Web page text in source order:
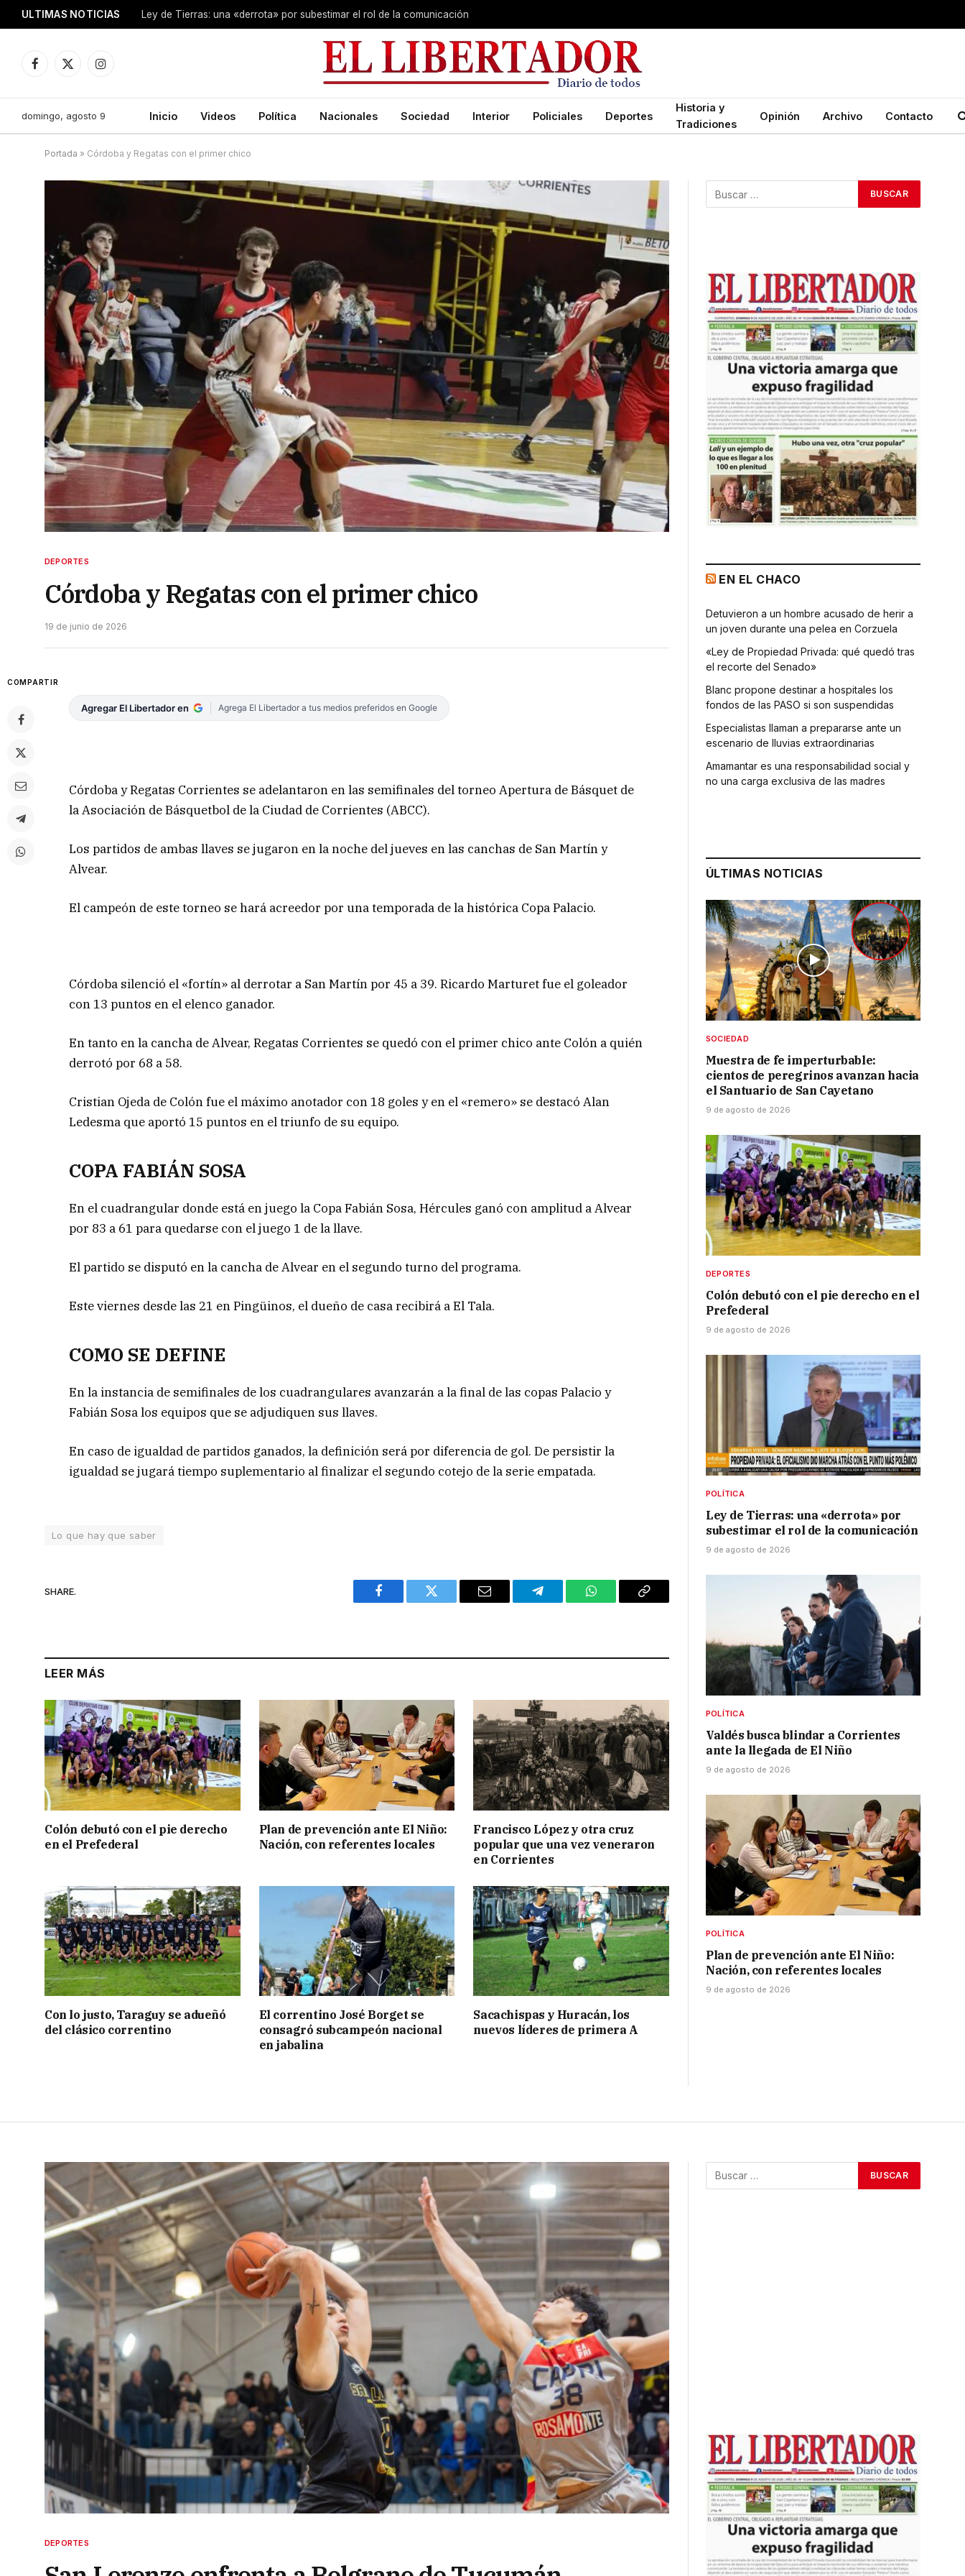
ULTIMAS NOTICIAS Ley de Tierras: una «derrota» por subestimar el rol de la comunicación
Facebook
X
Instagram
domingo, agosto 9 Inicio Videos Política Nacionales Sociedad Interior Policiales Deportes
Historia y
Tradiciones
Opinión Archivo Contacto
Portada » Córdoba y Regatas con el primer chico
DEPORTES
Córdoba y Regatas con el primer chico
19 de junio de 2026
COMPARTIR
Agregar El Libertador en Agrega El Libertador a tus medios preferidos en Google
Córdoba y Regatas Corrientes se adelantaron en las semifinales del torneo Apertura de Básquet de
la Asociación de Básquetbol de la Ciudad de Corrientes (ABCC).
Los partidos de ambas llaves se jugaron en la noche del jueves en las canchas de San Martín y
Alvear.
El campeón de este torneo se hará acreedor por una temporada de la histórica Copa Palacio.
Córdoba silenció el «fortín» al derrotar a San Martín por 45 a 39. Ricardo Marturet fue el goleador
con 13 puntos en el elenco ganador.
En tanto en la cancha de Alvear, Regatas Corrientes se quedó con el primer chico ante Colón a quién
derrotó por 68 a 58.
Cristian Ojeda de Colón fue el máximo anotador con 18 goles y en el «remero» se destacó Alan
Ledesma que aportó 15 puntos en el triunfo de su equipo.
COPA FABIÁN SOSA
En el cuadrangular donde está en juego la Copa Fabián Sosa, Hércules ganó con amplitud a Alvear
por 83 a 61 para quedarse con el juego 1 de la llave.
El partido se disputó en la cancha de Alvear en el segundo turno del programa.
Este viernes desde las 21 en Pingüinos, el dueño de casa recibirá a El Tala.
COMO SE DEFINE
En la instancia de semifinales de los cuadrangulares avanzarán a la final de las copas Palacio y
Fabián Sosa los equipos que se adjudiquen sus llaves.
En caso de igualdad de partidos ganados, la definición será por diferencia de gol. De persistir la
igualdad se jugará tiempo suplementario al finalizar el segundo cotejo de la serie empatada.
Lo que hay que saber
SHARE.
Facebook Twitter Email Telegram WhatsAppCopy
LEER MÁS
Colón debutó con el pie derecho
en el Prefederal
Plan de prevención ante El Niño:
Nación, con referentes locales
Francisco López y otra cruz
popular que una vez veneraron
en Corrientes
Con lo justo, Taraguy se adueñó
del clásico correntino
El correntino José Borget se
consagró subcampeón nacional
en jabalina
Sacachispas y Huracán, los
nuevos líderes de primera A
EN EL CHACO
Detuvieron a un hombre acusado de herir a
un joven durante una pelea en Corzuela
«Ley de Propiedad Privada: qué quedó tras
el recorte del Senado»
Blanc propone destinar a hospitales los
fondos de las PASO si son suspendidas
Especialistas llaman a prepararse ante un
escenario de lluvias extraordinarias
Amamantar es una responsabilidad social y
no una carga exclusiva de las madres
ÚLTIMAS NOTICIAS
SOCIEDAD
Muestra de fe imperturbable:
cientos de peregrinos avanzan hacia
el Santuario de San Cayetano
9 de agosto de 2026
DEPORTES
Colón debutó con el pie derecho en el
Prefederal
9 de agosto de 2026
POLÍTICA
Ley de Tierras: una «derrota» por
subestimar el rol de la comunicación
9 de agosto de 2026
POLÍTICA
Valdés busca blindar a Corrientes
ante la llegada de El Niño
9 de agosto de 2026
POLÍTICA
Plan de prevención ante El Niño:
Nación, con referentes locales
9 de agosto de 2026
DEPORTES